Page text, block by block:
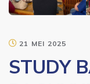
21 MEI 2025
STUDY